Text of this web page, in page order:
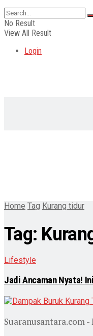
No Result
View All Result
Login
Home Tag Kurang tidur
Tag:
Lifestyle
Jadi Ancaman Nyata!
Suaranusantara.com